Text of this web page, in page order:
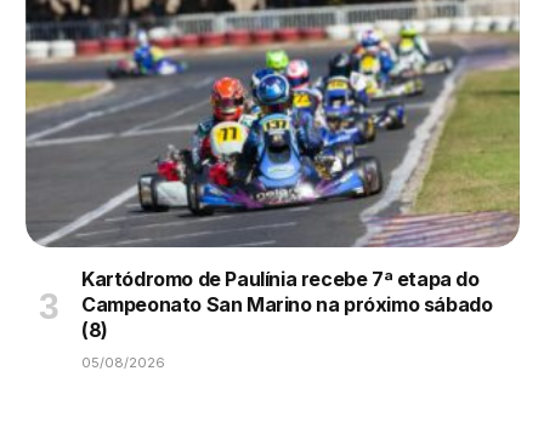
Kartódromo de Paulínia recebe 7ª etapa do
Campeonato San Marino na próximo sábado
(8)
05/08/2026